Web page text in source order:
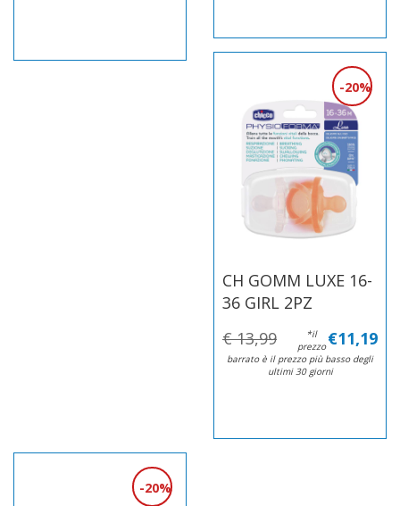
CH GOMM LUXE 16-
36 GIRL 2PZ
20%
€ 13,99 €11,19
*il
prezzo
barrato è il prezzo più basso degli
ultimi 30 giorni
20%